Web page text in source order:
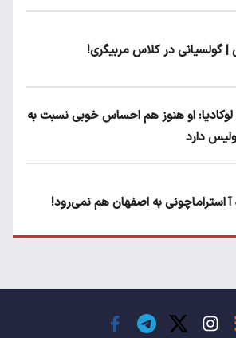
گولسیانی در کلاس مربیگری!
او هنوز هم احساس خوبی نسبت به
دارد
آ استراماچونی به اصفهان هم نمی‌رود!
هوا!